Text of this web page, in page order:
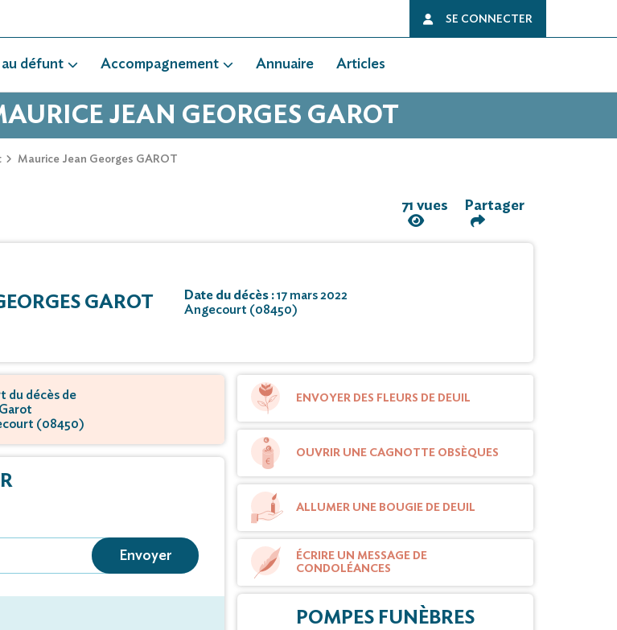
SE CONNECTER
au défunt Accompagnement Annuaire Articles
JEAN GEORGES GAROT
Maurice Jean Georges GAROT
71 vues Partager
GAROT Date du décès :17 mars 2022
Angecourt (08450)
du décès de
(08450)
Envoyer
ENVOYER DES FLEURS DE DEUIL
OUVRIR UNE CAGNOTTE OBSÈQUES
ALLUMER UNE BOUGIE DE DEUIL
ÉCRIRE UN MESSAGE DE
CONDOLÉANCES
POMPES FUNÈBRES